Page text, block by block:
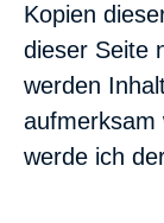
Kopien
dieser Seite
werden
aufmerksam
werde ich